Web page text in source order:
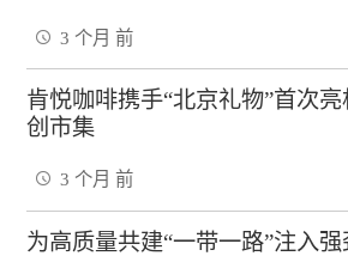
3 个月 前
肯悦咖啡携手“北京礼物”首次
创市集
3 个月 前
为高质量共建“一带一路”注入